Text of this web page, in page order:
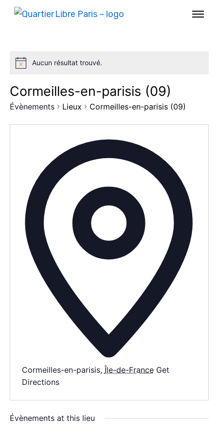
AGENDA
SPECTACLE
À PROPOS
CONTACT
Aucun résultat trouvé.
Cormeilles-en-parisis (09)
Évènements Lieux Cormeilles-en-parisis (09)
Cormeilles-en-parisis, Île-de-France Get
Directions
Évènements at this lieu